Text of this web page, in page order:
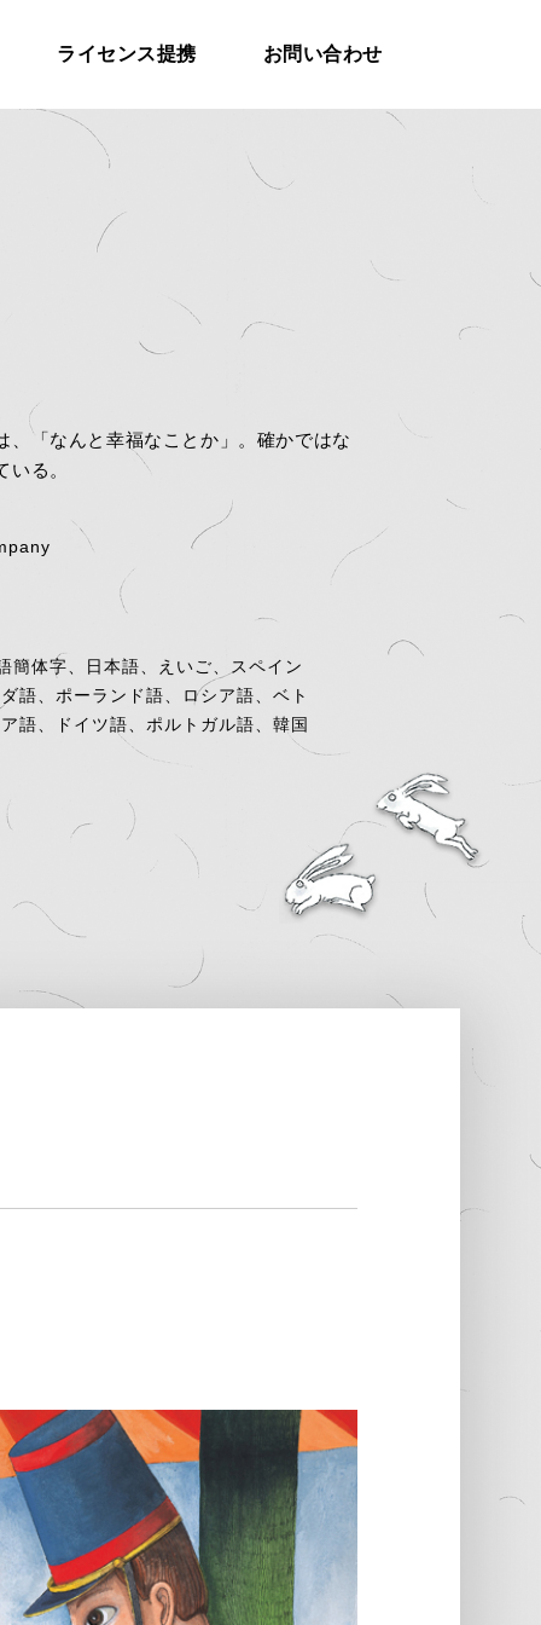
ライセンス提携 お問い合わせ
、「なんと幸福なことか」。確かではな
る。
簡体字、日本語、えいご、スペイン
語、ポーランド語、ロシア語、ベト
語、ドイツ語、ポルトガル語、韓国